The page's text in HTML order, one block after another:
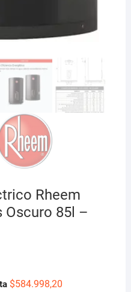
Rheem
Oscuro 85l –
$584.998,20